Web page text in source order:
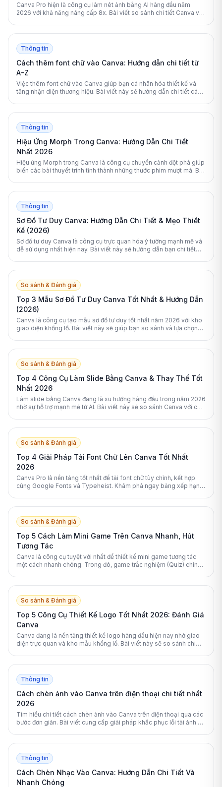
Canva Pro hiện là công cụ làm nét ảnh bằng AI hàng đầu năm
2026 với khả năng nâng cấp 8x. Bài viết so sánh chi tiết Canva với
Thông tin
Cách thêm font chữ vào Canva: Hướng dẫn chi tiết từ
A-Z
Việc thêm font chữ vào Canva giúp bạn cá nhân hóa thiết kế và
tăng nhận diện thương hiệu. Bài viết này sẽ hướng dẫn chi tiết các
Thông tin
Hiệu Ứng Morph Trong Canva: Hướng Dẫn Chi Tiết
Nhất 2026
Hiệu ứng Morph trong Canva là công cụ chuyển cảnh đột phá giúp
biến các bài thuyết trình tĩnh thành những thước phim mượt mà. Bài
Thông tin
Sơ Đồ Tư Duy Canva: Hướng Dẫn Chi Tiết & Mẹo Thiết
Kế (2026)
Sơ đồ tư duy Canva là công cụ trực quan hóa ý tưởng mạnh mẽ và
dễ sử dụng nhất hiện nay. Bài viết này sẽ hướng dẫn bạn chi tiết
So sánh & Đánh giá
Top 3 Mẫu Sơ Đồ Tư Duy Canva Tốt Nhất & Hướng Dẫn
(2026)
Canva là công cụ tạo mẫu sơ đồ tư duy tốt nhất năm 2026 với kho
giao diện khổng lồ. Bài viết này sẽ giúp bạn so sánh và lựa chọn
So sánh & Đánh giá
Top 4 Công Cụ Làm Slide Bằng Canva & Thay Thế Tốt
Nhất 2026
Làm slide bằng Canva đang là xu hướng hàng đầu trong năm 2026
nhờ sự hỗ trợ mạnh mẽ từ AI. Bài viết này sẽ so sánh Canva với các
So sánh & Đánh giá
Top 4 Giải Pháp Tải Font Chữ Lên Canva Tốt Nhất
2026
Canva Pro là nền tảng tốt nhất để tải font chữ tùy chỉnh, kết hợp
cùng Google Fonts và Typeheist. Khám phá ngay bảng xếp hạng
So sánh & Đánh giá
Top 5 Cách Làm Mini Game Trên Canva Nhanh, Hút
Tương Tác
Canva là công cụ tuyệt vời nhất để thiết kế mini game tương tác
một cách nhanh chóng. Trong đó, game trắc nghiệm (Quiz) chính
So sánh & Đánh giá
Top 5 Công Cụ Thiết Kế Logo Tốt Nhất 2026: Đánh Giá
Canva
Canva đang là nền tảng thiết kế logo hàng đầu hiện nay nhờ giao
diện trực quan và kho mẫu khổng lồ. Bài viết này sẽ so sánh chi
Thông tin
Cách chèn ảnh vào Canva trên điện thoại chi tiết nhất
2026
Tìm hiểu chi tiết cách chèn ảnh vào Canva trên điện thoại qua các
bước đơn giản. Bài viết cung cấp giải pháp khắc phục lỗi tải ảnh và
Thông tin
Cách Chèn Nhạc Vào Canva: Hướng Dẫn Chi Tiết Và
Nhanh Chóng